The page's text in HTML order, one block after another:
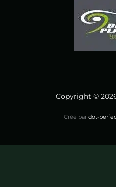
Copyright ©
Créé par dot-